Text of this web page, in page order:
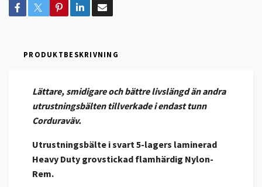
PRODUKTBESKRIVNING
Lättare, smidigare och bättre livslängd än andra
utrustningsbälten tillverkade i endast tunn
Corduraväv.
Utrustningsbälte i svart 5-lagers laminerad
Heavy Duty grovstickad flamhärdig Nylon-
Rem.